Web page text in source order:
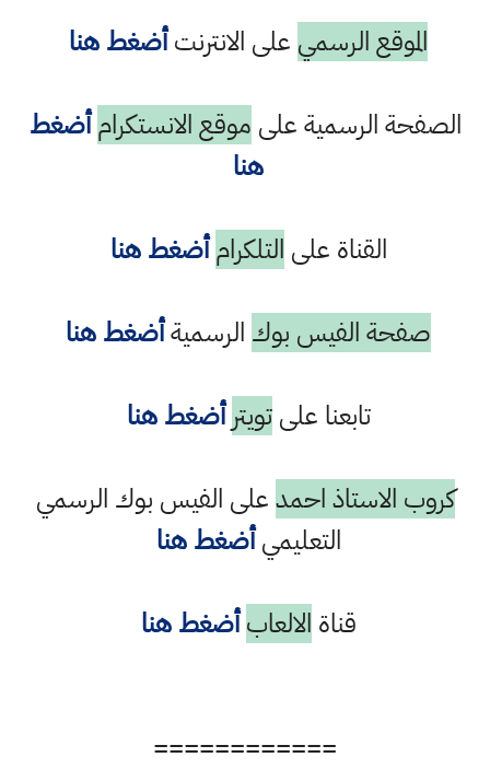
الموقع الرسمي على الانترنتأضغط هنا
الصفحة الرسمية على موقع الانستكرام أضغط
هنا
القناة على التلكرام أضغط هنا
صفحة الفيس بوك الرسميةأضغط هنا
تابعنا علىتويتر أضغط هنا
كروب الاستاذ احمدعلى الفيس بوك الرسمي
التعليميأضغط هنا
قناة الالعاب أضغط هنا
============